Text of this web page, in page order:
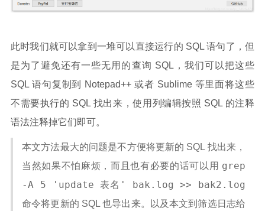
此时我们就可以拿到一堆可以直接运行的 SQL 语句了，但
是为了避免还有一些无用的查询 SQL，我们可以把这些
SQL 语句复制到 Notepad++ 或者 Sublime 等里面将这些
不需要执行的 SQL 找出来，使用列编辑按照 SQL 的注释
语法注释掉它们即可。
本文方法最大的问题是不方便将更新的 SQL 找出来，
当然如果不怕麻烦，而且也有必要的话可以用 grep
-A 5 'update 表名' bak.log >> bak2.log
命令将更新的 SQL 也导出来。以及本文到筛选日志给